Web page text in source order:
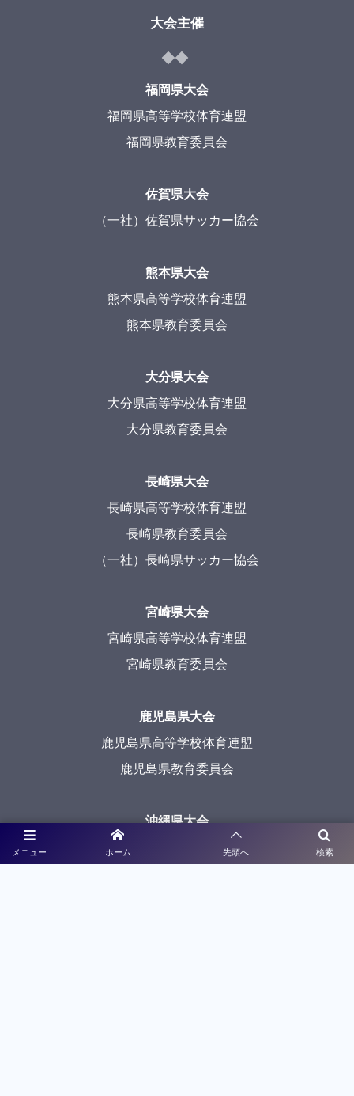
メニュー 検索
ホーム 先頭へ
大会主催
福岡県大会
福岡県高等学校体育連盟
福岡県教育委員会
佐賀県大会
（一社）佐賀県サッカー協会
熊本県大会
熊本県高等学校体育連盟
熊本県教育委員会
大分県大会
大分県高等学校体育連盟
大分県教育委員会
長崎県大会
長崎県高等学校体育連盟
長崎県教育委員会
（一社）長崎県サッカー協会
宮崎県大会
宮崎県高等学校体育連盟
宮崎県教育委員会
鹿児島県大会
鹿児島県高等学校体育連盟
鹿児島県教育委員会
沖縄県大会
沖縄県高等学校体育連盟